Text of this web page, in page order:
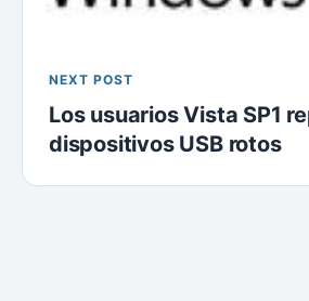
NEXT POST
Los usuarios Vista SP1
dispositivos USB rotos